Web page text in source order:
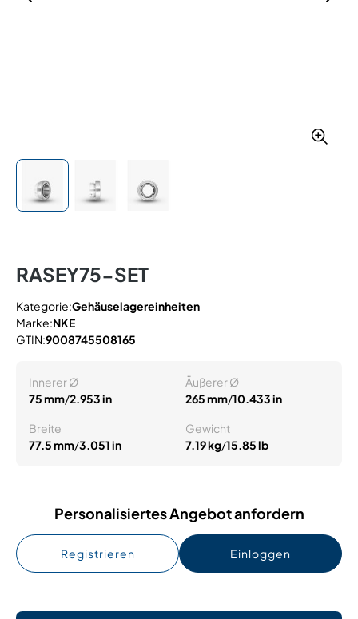
RASEY75-SET
Kategorie:Gehäuselagereinheiten
Marke:NKE
GTIN:9008745508165
Innerer Ø
75 mm/2.953 in
Äußerer Ø
265 mm/10.433 in
Breite
77.5 mm/3.051 in
Gewicht
7.19 kg/15.85 lb
Personalisiertes Angebot anfordern
Registrieren Einloggen